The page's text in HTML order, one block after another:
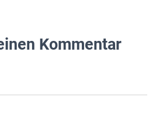
Kommentar